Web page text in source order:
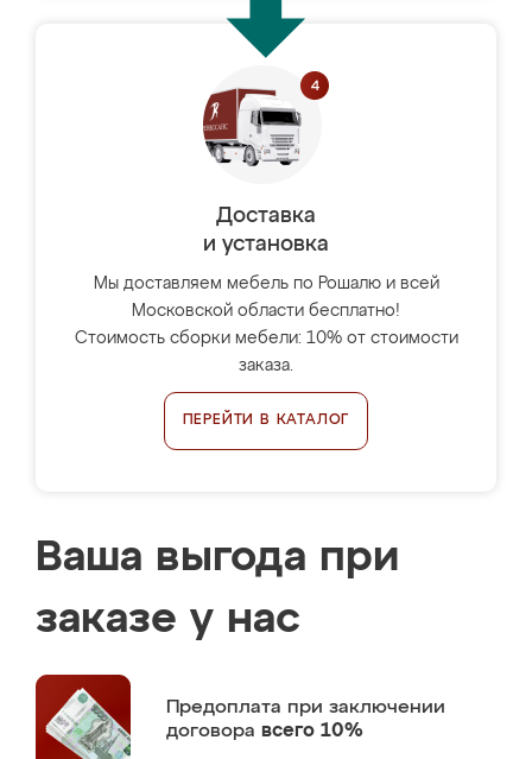
Доставка
и установка
Мы доставляем мебель по Рошалю и всей
Московской области бесплатно!
Стоимость сборки мебели: 10% от стоимости
заказа.
ПЕРЕЙТИ В КАТАЛОГ
Ваша выгода при
заказе у нас
Предоплата при заключении
договора всего 10%